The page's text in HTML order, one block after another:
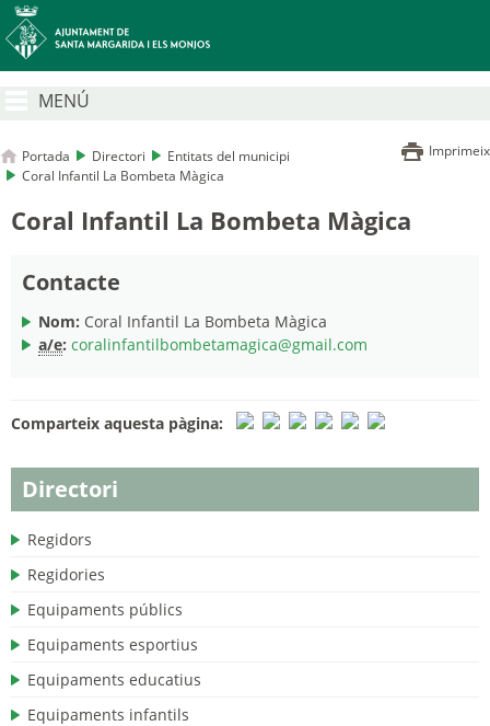
MENÚ
Portada Directori
Entitats del municipi
Coral Infantil La Bombeta Màgica
Imprimeix
Directori
Regidors
Regidories
Equipaments públics
Equipaments esportius
Equipaments educatius
Equipaments infantils
Coral Infantil La Bombeta Màgica
Contacte
Nom: Coral Infantil La Bombeta Màgica
a/e: coralinfantilbombetamagica@gmail.com
Comparteix aquesta pàgina: